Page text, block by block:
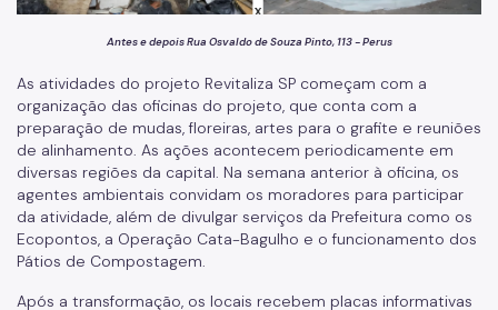
Antes e depois Rua Osvaldo de Souza Pinto, 113 - Perus
As atividades do projeto Revitaliza SP começam com a
organização das oficinas do projeto, que conta com a
preparação de mudas, floreiras, artes para o grafite e reuniões
de alinhamento. As ações acontecem periodicamente em
diversas regiões da capital. Na semana anterior à oficina, os
agentes ambientais convidam os moradores para participar
da atividade, além de divulgar serviços da Prefeitura como os
Ecopontos, a Operação Cata-Bagulho e o funcionamento dos
Pátios de Compostagem.
Após a transformação, os locais recebem placas informativas